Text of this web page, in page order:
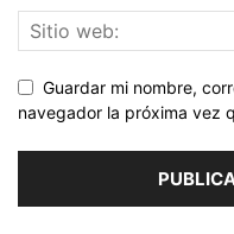
Guardar mi nombre,
navegador la próxima vez